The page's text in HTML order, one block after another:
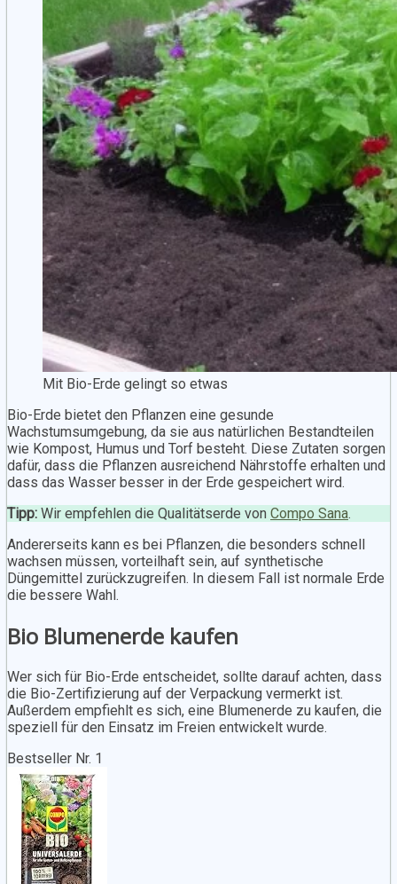
Mit Bio-Erde gelingt so etwas
Bio-Erde bietet den Pflanzen eine gesunde
Wachstumsumgebung, da sie aus natürlichen Bestandteilen
wie Kompost, Humus und Torf besteht. Diese Zutaten sorgen
dafür, dass die Pflanzen ausreichend Nährstoffe erhalten und
dass das Wasser besser in der Erde gespeichert wird.
Tipp: Wir empfehlen die Qualitätserde von Compo Sana.
Andererseits kann es bei Pflanzen, die besonders schnell
wachsen müssen, vorteilhaft sein, auf synthetische
Düngemittel zurückzugreifen. In diesem Fall ist normale Erde
die bessere Wahl.
Bio Blumenerde kaufen
Wer sich für Bio-Erde entscheidet, sollte darauf achten, dass
die Bio-Zertifizierung auf der Verpackung vermerkt ist.
Außerdem empfiehlt es sich, eine Blumenerde zu kaufen, die
speziell für den Einsatz im Freien entwickelt wurde.
Bestseller Nr. 1